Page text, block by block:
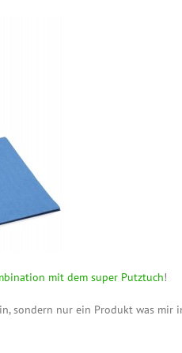
mit dem super Putztuch!
sondern nur ein Produkt was mir